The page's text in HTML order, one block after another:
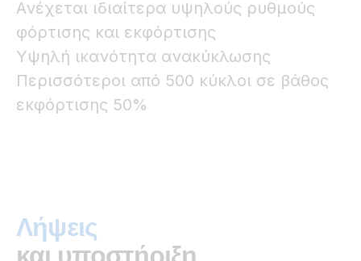
Ανέχεται ιδιαίτερα υψηλούς ρυθμούς
φόρτισης και εκφόρτισης
Υψηλή ικανότητα ανακύκλωσης
Περισσότεροι από 500 κύκλοι σε βάθος
εκφόρτισης 50%
Λήψεις